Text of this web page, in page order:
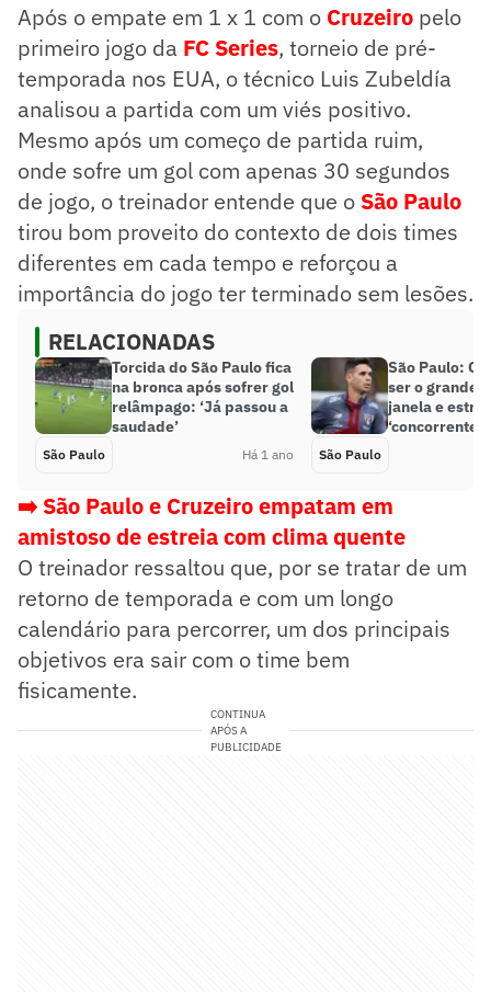
Após o empate em 1 x 1 com o Cruzeiro pelo
primeiro jogo da FC Series, torneio de pré-
temporada nos EUA, o técnico Luis Zubeldía
analisou a partida com um viés positivo.
Mesmo após um começo de partida ruim,
onde sofre um gol com apenas 30 segundos
de jogo, o treinador entende que o São Paulo
tirou bom proveito do contexto de dois times
diferentes em cada tempo e reforçou a
importância do jogo ter terminado sem lesões.
RELACIONADAS
Torcida do São Paulo fica
na bronca após sofrer gol
relâmpago: ‘Já passou a
saudade’
São Paulo Há 1 ano
São Paulo:
ser o grande
janela e
‘concorrentes’
São Paulo
➡️ São Paulo e Cruzeiro empatam em
amistoso de estreia com clima quente
O treinador ressaltou que, por se tratar de um
retorno de temporada e com um longo
calendário para percorrer, um dos principais
objetivos era sair com o time bem
fisicamente.
CONTINUA
APÓS A
PUBLICIDADE